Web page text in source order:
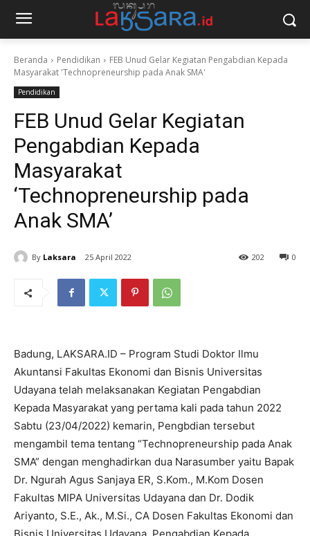
Beranda Pendidikan
FEB Unud Gelar Kegiatan Pengabdian Kepada
Masyarakat 'Technopreneurship pada Anak SMA'
Pendidikan
FEB Unud Gelar Kegiatan
Pengabdian Kepada
Masyarakat
‘Technopreneurship pada
Anak SMA’
By Laksara 25 April 2022 0
202
Badung, LAKSARA.ID – Program Studi Doktor Ilmu
Akuntansi Fakultas Ekonomi dan Bisnis Universitas
Udayana telah melaksanakan Kegiatan Pengabdian
Kepada Masyarakat yang pertama kali pada tahun 2022
Sabtu (23/04/2022) kemarin, Pengbdian tersebut
mengambil tema tentang “Technopreneurship pada Anak
SMA” dengan menghadirkan dua Narasumber yaitu Bapak
Dr. Ngurah Agus Sanjaya ER, S.Kom., M.Kom Dosen
Fakultas MIPA Universitas Udayana dan Dr. Dodik
Ariyanto, S.E., Ak., M.Si., CA Dosen Fakultas Ekonomi dan